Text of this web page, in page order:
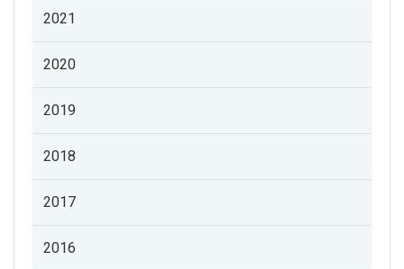
2021
2020
2019
2018
2017
2016